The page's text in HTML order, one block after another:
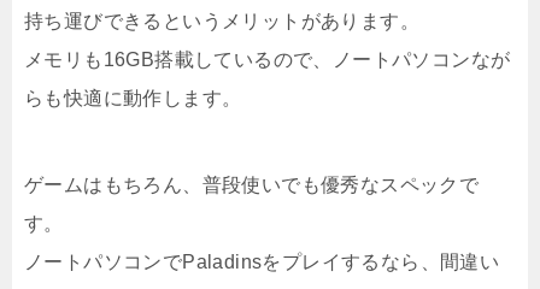
持ち運びできるというメリットがあります。
メモリも16GB搭載しているので、ノートパソコンなが
らも快適に動作します。
ゲームはもちろん、普段使いでも優秀なスペックで
す。
ノートパソコンでPaladinsをプレイするなら、間違い